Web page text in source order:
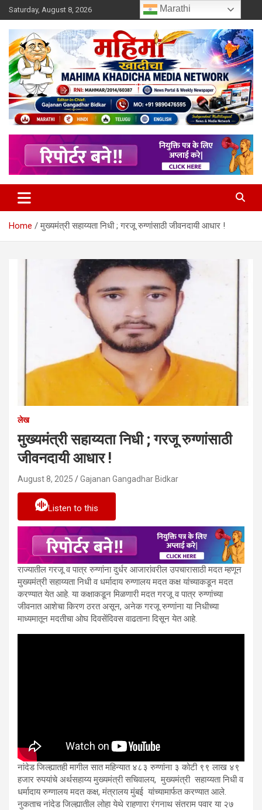
Skip
to
content
Saturday, August 8, 2026
Mahimakhadicha
Home मुख्यमंत्री सहाय्यता निधी ; गरजू रुग्णांसाठी जीवनदायी आधार !
लेख
मुख्यमंत्री सहाय्यता निधी ; गरजू रुग्णांसाठी
जीवनदायी आधार !
August 8, 2025 Gajanan Gangadhar Bidkar
Listen to this
राज्यातील गरजू व पात्र रुग्णांना दुर्धर आजारांवरील उपचारासाठी मदत म्हणून
मुख्यमंत्री सहाय्यता निधी व धर्मादाय रुग्णालय मदत कक्ष यांच्याकडून मदत
करण्यात येत आहे. या कक्षाकडून मिळणारी मदत गरजू व पात्र रुग्णांच्या
जीवनात आशेचा किरण ठरत असून, अनेक गरजू रुग्णांना या निधीच्या
माध्यमातून मदतीचा ओघ दिवसेंदिवस वाढताना दिसून येत आहे.
नांदेड जिल्ह्यातही मागील सात महिन्यात ४८३ रुग्णांना ३ कोटी ९९ लाख ४९
हजार रुपयांचे अर्थसहाय्य मुख्यमंत्री सचिवालय, मुख्यमंत्री सहाय्यता निधी व
धर्मादाय रुग्णालय मदत कक्ष, मंत्रालय मुंबई यांच्यामार्फत करण्यात आले.
नुकताच नांदेड जिल्ह्यातील लोहा येथे राहणारा रंगनाथ संतराम पवार या २७
Marathi